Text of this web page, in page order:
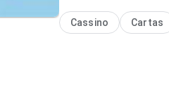
Cassino Cartas